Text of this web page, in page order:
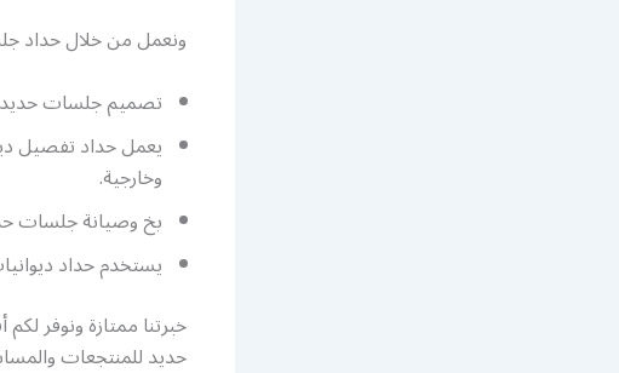
ونعمل من خلال حداد
تصميم جلسات حديد
يعمل حداد تفصيل
وخارجية.
بخ وصيانة جلسات
يستخدم حداد
خبرتنا ممتازة ونوفر
حديد للمنتجعات